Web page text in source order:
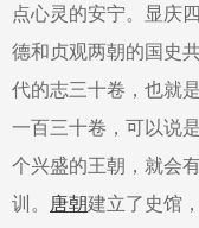
点心灵的安宁。显庆
德和贞观两朝的国史
代的志三十卷，也就
一百三十卷，可以说
个兴盛的王朝，就会
训。 唐朝建立了史馆